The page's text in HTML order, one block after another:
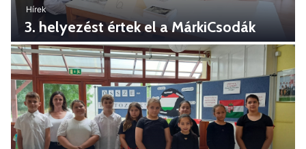
Hírek
3. helyezést értek el a MárkiCsodák